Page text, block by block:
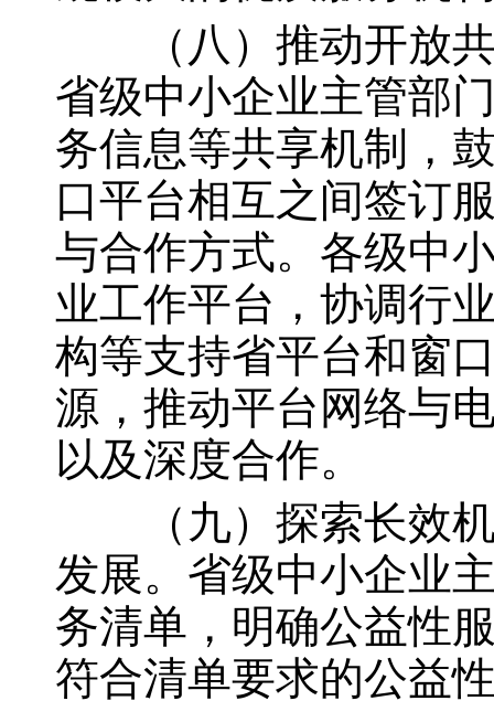
（八）推动开放共
省级中小企业主管部
务信息等共享机制，
口平台相互之间签订
与合作方式。各级中
业工作平台，协调行
构等支持省平台和窗
源，推动平台网络与
以及深度合作。
（九）探索长效机
发展。省级中小企业
务清单，明确公益性
符合清单要求的公益